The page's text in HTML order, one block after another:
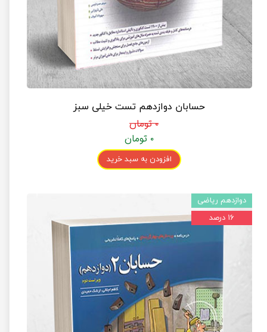
حسابان دوازدهم تست خیلی سبز
۰ تومان
۰ تومان
افزودن به سبد خرید
دوازدهم ریاضی
۱۶ درصد